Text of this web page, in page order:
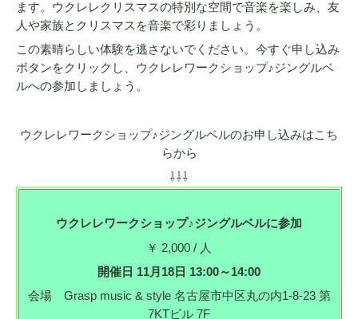
ます。ウクレレクリスマスの特別な空間で音楽を楽しみ、友
人や家族とクリスマスを音楽で彩りましょう。
この素晴らしい体験を逃さないでください。今すぐ申し込み
ボタンをクリックし、ウクレレワークショップ♪ジングルベ
ルへの参加しましょう。
ウクレレワークショップ♪ジングルベルのお申し込みはこち
らから
⇩⇩⇩
ウクレレワークショップ♪ジングルベルに参加
￥ 2,000 / 人
開催日 11月18日 13:00～14:00
会場 Grasp music & style 名古屋市中区丸の内1-8-23 第
7KTビル 7F